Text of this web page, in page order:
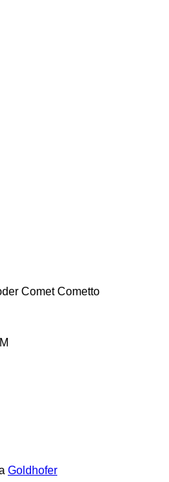
Comet Cometto
Goldhofer